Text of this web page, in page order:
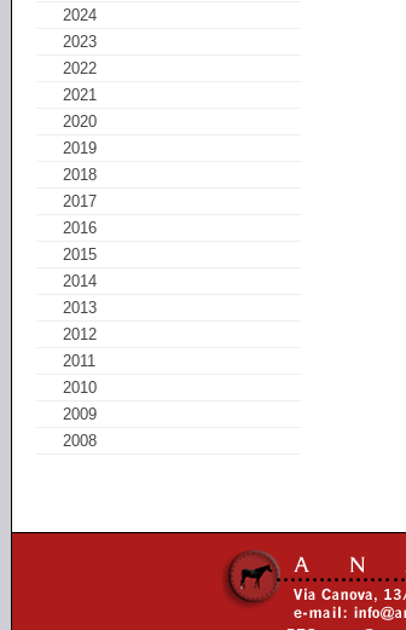
2024
2023
2022
2021
2020
2019
2018
2017
2016
2015
2014
2013
2012
2011
2010
2009
2008